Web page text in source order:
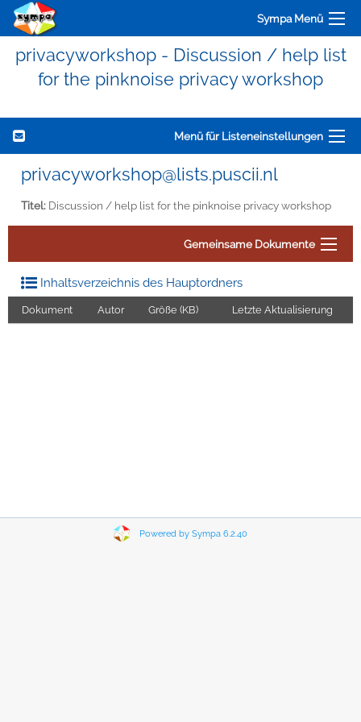
Sympa Menü
privacyworkshop - Discussion / help list
for the pinknoise privacy workshop
Menü für Listeneinstellungen
privacyworkshop@lists.puscii.nl
Titel: Discussion / help list for the pinknoise privacy workshop
Gemeinsame Dokumente
Inhaltsverzeichnis des Hauptordners
Dokument Autor Größe (KB) Letzte Aktualisierung
Powered by Sympa 6.2.40